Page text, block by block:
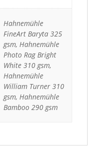
Hahnemühle
FineArt Baryta 325
gsm, Hahnemühle
Photo Rag Bright
White 310 gsm,
Hahnemühle
William Turner 310
gsm, Hahnemühle
Bamboo 290 gsm